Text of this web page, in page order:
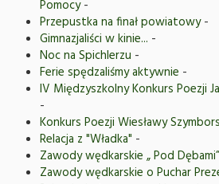
Pomocy-
Przepustka na finał powiatowy-
Gimnazjaliści w kinie... -
Noc na Spichlerzu -
Ferie spędzaliśmy aktywnie -
IV Międzyszkolny Konkurs Poezji
-
Konkurs Poezji Wiesławy
Relacja z "Władka" -
Zawody wędkarskie „ Pod Dębami”
Zawody wędkarskie o Puchar